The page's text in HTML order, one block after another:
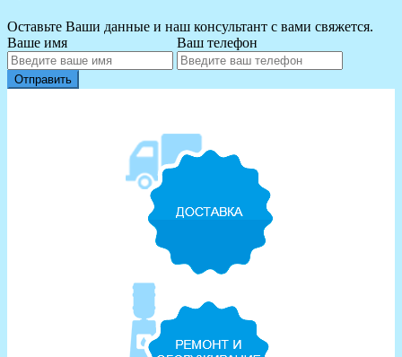
Оставьте Ваши данные и наш консультант с вами свяжется.
Ваше имя
Ваш телефон
Отправить